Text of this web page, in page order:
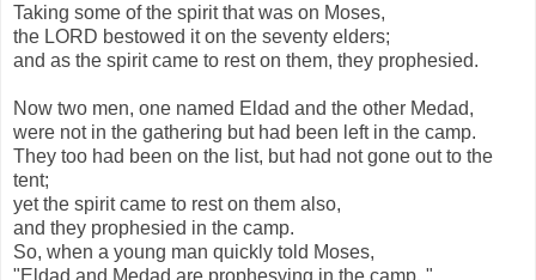
Taking some of the spirit that was on Moses,
the LORD bestowed it on the seventy elders;
and as the spirit came to rest on them, they prophesied.
Now two men, one named Eldad and the other Medad,
were not in the gathering but had been left in the camp.
They too had been on the list, but had not gone out to the
tent;
yet the spirit came to rest on them also,
and they prophesied in the camp.
So, when a young man quickly told Moses,
"Eldad and Medad are prophesying in the camp, "